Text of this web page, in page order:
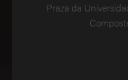
Praza da